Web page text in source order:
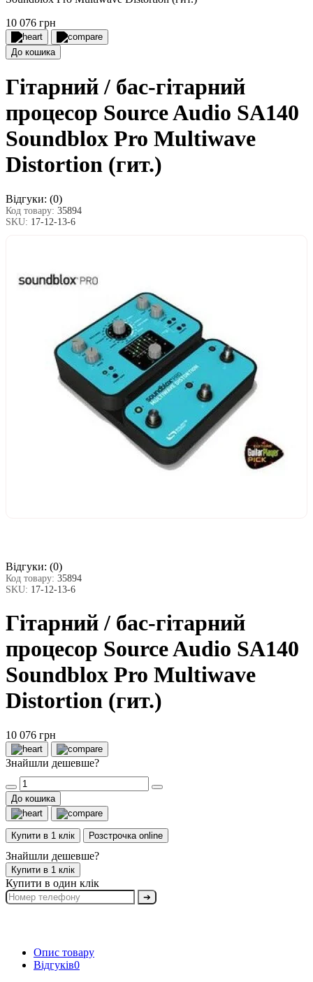
10 076 грн
До кошика
Гітарний / бас-гітарний
процесор Source Audio SA140
Soundblox Pro Multiwave
Distortion (гит.)
Відгуки: (0)
Код товару: 35894
SKU: 17-12-13-6
Відгуки: (0)
Код товару: 35894
SKU: 17-12-13-6
Гітарний / бас-гітарний
процесор Source Audio SA140
Soundblox Pro Multiwave
Distortion (гит.)
10 076 грн
Знайшли дешевше?
До кошика
Купити в 1 клік Розстрочка online
Знайшли дешевше?
Купити в 1 клік
Купити в один клік
➔
Опис товару
Відгуків0